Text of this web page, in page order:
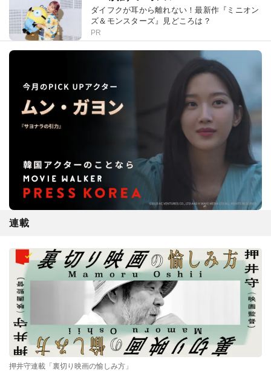
ダイフクが耳から離れない！最新作『ミニオン
ズ＆モンスターズ』見どころは？
PR
連載
押井守連載「裏切り映画の愉しみ方」